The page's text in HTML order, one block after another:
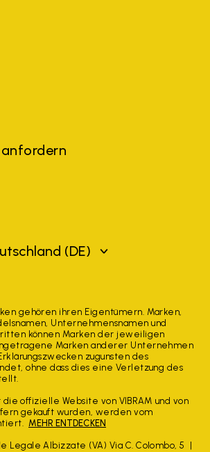
(DE)
gehören ihren Eigentümern. Marken,
Unternehmensnamen und
können Marken der jeweiligen
Marken anderer Unternehmen
zugunsten des
ohne dass dies eine Verletzung des
offizielle Website von VIBRAM und von
gekauft wurden, werden vom
MEHR ENTDECKEN
Legale Albizzate (VA) Via C. Colombo, 5